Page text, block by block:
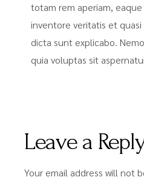
totam rem aperiam,
inventore veritatis et
dicta sunt explicabo.
quia voluptas sit
Leave a
Your email address will not